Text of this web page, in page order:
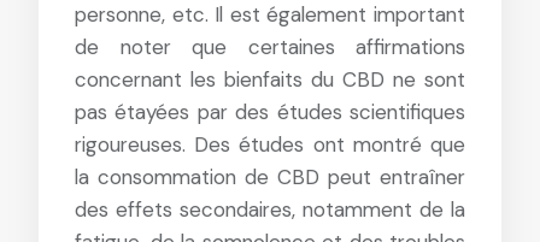
personne, etc. Il est également important
de noter que certaines affirmations
concernant les bienfaits du CBD ne sont
pas étayées par des études scientifiques
rigoureuses. Des études ont montré que
la consommation de CBD peut entraîner
des effets secondaires, notamment de la